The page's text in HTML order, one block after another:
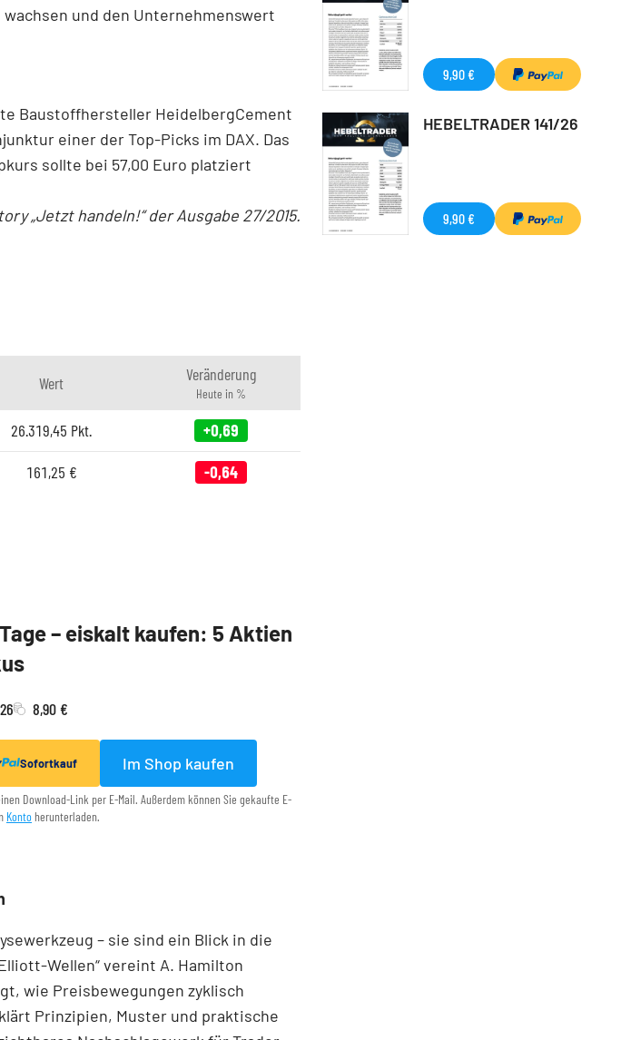
und den Unternehmenswert
Baustoffhersteller HeidelbergCement
einer der Top-Picks im DAX. Das
sollte bei 57,00 Euro platziert
„Jetzt handeln!“ der Ausgabe 27/2015.
Wert Veränderung
Heute in %
26.319,45 Pkt. +0,69
161,25 € -0,64
– eiskalt kaufen: 5 Aktien
8,90 €
Sofortkauf Im Shop kaufen
Download-Link per E-Mail. Außerdem können Sie gekaufte E-
Konto herunterladen.
– sie sind ein Blick in die
Wellen“ vereint A. Hamilton
wie Preisbewegungen zyklisch
Prinzipien, Muster und praktische
9,90 €
HEBELTRADER 141/26
9,90 €